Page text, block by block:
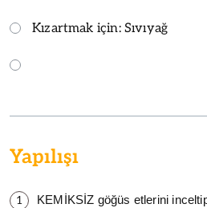
Kızartmak için: Sıvıyağ
Yapılışı
1 KEMİKSİZ göğüs etlerini